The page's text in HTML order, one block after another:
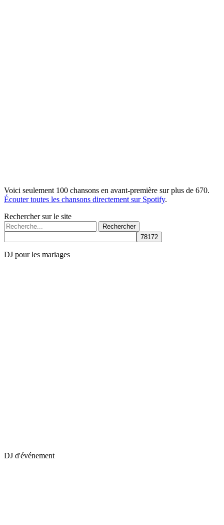
Voici seulement 100 chansons en avant-première sur plus de 670.
Écouter toutes les chansons directement sur Spotify.
Rechercher sur le site
Rechercher :
DJ pour les mariages
DJ d'événement